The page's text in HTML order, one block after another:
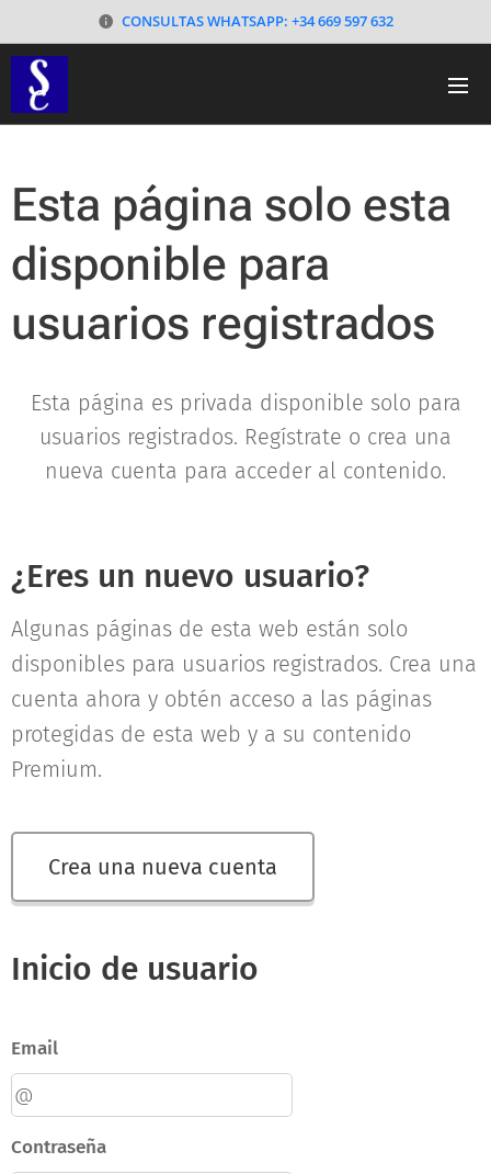
CONSULTAS WHATSAPP: +34 669 597 632
Esta página solo esta
disponible para
usuarios registrados
Esta página es privada disponible solo para
usuarios registrados. Regístrate o crea una
nueva cuenta para acceder al contenido.
¿Eres un nuevo usuario?
Algunas páginas de esta web están solo
disponibles para usuarios registrados. Crea una
cuenta ahora y obtén acceso a las páginas
protegidas de esta web y a su contenido
Premium.
Crea una nueva cuenta
Inicio de usuario
Email
Contraseña